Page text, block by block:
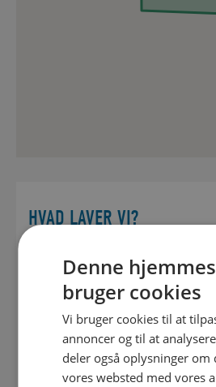
HVAD LAVER VI?
EJERFORHOLD
Privat byggemodning
BOLIGENHEDER
20 rækkehuse
Denne
bruger cookies
Vi bruger cookies til at
annoncer og til at
deler også oplysninger om
vores websted med vores